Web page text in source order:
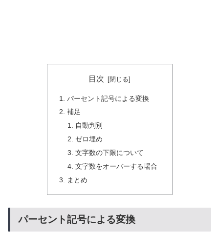
目次
パーセント記号による変換
補足
自動判別
ゼロ埋め
文字数の下限について
文字数をオーバーする場合
まとめ
パーセント記号による変換